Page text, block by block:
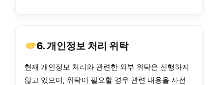
6. 개인정보 처리 위탁
현재 개인정보 처리와 관련한 외부 위탁은 진행하지
않고 있으며, 위탁이 필요할 경우 관련 내용을 사전